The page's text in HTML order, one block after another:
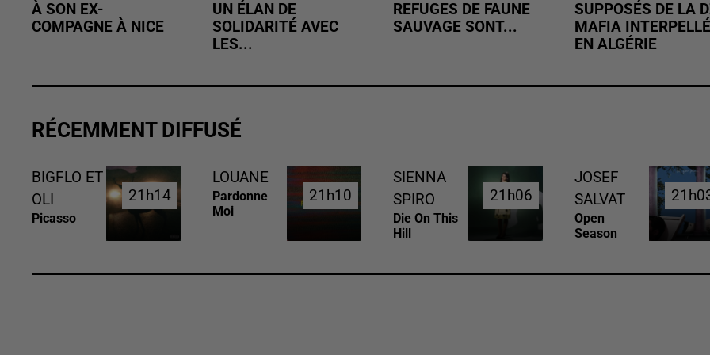
À SON EX-
COMPAGNE À NICE
UN ÉLAN DE
SOLIDARITÉ AVEC
LES...
REFUGES DE FAUNE
SAUVAGE SONT...
SUPPOSÉS DE LA
MAFIA INTERPELLÉ
EN ALGÉRIE
RÉCEMMENT DIFFUSÉ
BIGFLO ET
OLI
Picasso
21h14
21h14
LOUANE
Pardonne
Moi
21h10
21h10
SIENNA
SPIRO
Die On This
Hill
21h06
21h06
JOSEF
SALVAT
Open
Season